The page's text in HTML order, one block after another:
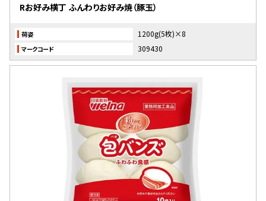
Rお好み横丁 ふんわりお好み焼（豚玉）
荷姿 1200g(5枚)×8
マークコード 309430